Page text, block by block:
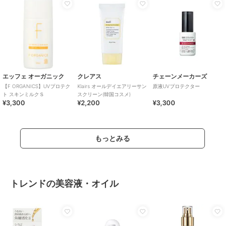
エッフェ オーガニック
【F ORGANICS】UVプロテク
ト スキンミルクＳ
¥3,300
クレアス
Klairs オールデイエアリーサン
スクリーン(韓国コスメ)
¥2,200
チェーンメーカーズ
原液UVプロテクター
¥3,300
もっとみる
トレンドの美容液・オイル